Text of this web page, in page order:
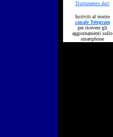
Trattamento dati
Iscriviti al nostro
canale Telegram
per ricevere gli
aggiornamenti sullo
smartphone